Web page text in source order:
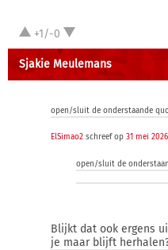
+1/-0
Sjakie Meulemans
open/sluit de onderstaande
ElSimao2 schreef op 31 mei
open/sluit de
Blijkt dat ook ergens
je maar blijft